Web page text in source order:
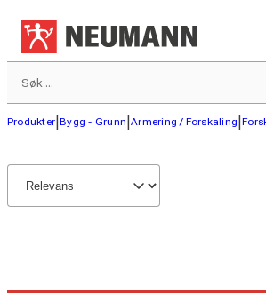
Produkter |Bygg - Grunn |Armering / Forskaling |